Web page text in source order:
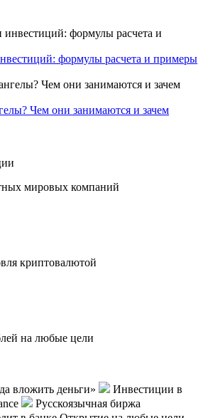
формулы расчета и примеры
Чем они занимаются и зачем
мировых компаний
криптовалютой
на любые цели
вложить деньги»
Инвестиции в
Русскоязычная биржа